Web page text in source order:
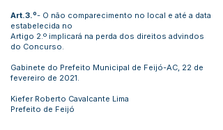
Art.3.º- O não comparecimento no local e até a data
estabelecida no
Artigo 2.º implicará na perda dos direitos advindos
do Concurso.
Gabinete do Prefeito Municipal de Feijó-AC, 22 de
fevereiro de 2021.
Kiefer Roberto Cavalcante Lima
Prefeito de Feijó